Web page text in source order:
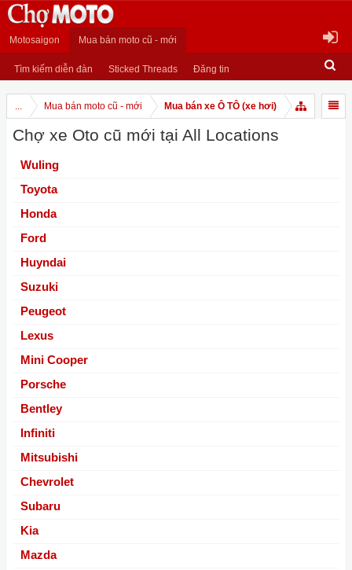
Motosaigon Mua bán moto cũ - mới
Tìm kiếm diễn đàn Sticked Threads Đăng tin
... Mua bán moto cũ - mới Mua bán xe Ô TÔ (xe hơi)
Chợ xe Oto cũ mới tại All Locations
Wuling
Toyota
Honda
Ford
Huyndai
Suzuki
Peugeot
Lexus
Mini Cooper
Porsche
Bentley
Infiniti
Mitsubishi
Chevrolet
Subaru
Kia
Mazda